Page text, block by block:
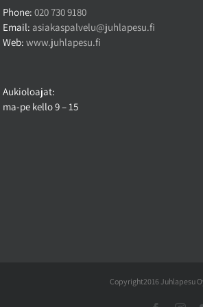
Phone: 020 730 9180
Email: asiakaspalvelu@juhlapesu.fi
Web: www.juhlapesu.fi
Aukioloajat:
ma-pe kello 9 – 15
Copyright2016 Juhlapesu